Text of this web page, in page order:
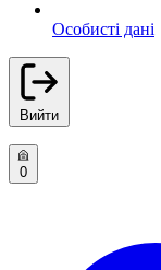
Особисті дані
Вийти
0